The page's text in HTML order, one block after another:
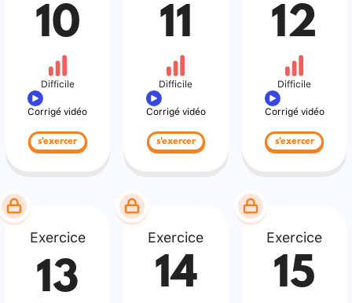
10
Difficile
Corrigé vidéo
s'exercer
11
Difficile
Corrigé vidéo
s'exercer
12
Difficile
Corrigé vidéo
s'exercer
Exercice
13
Exercice
14
Exercice
15